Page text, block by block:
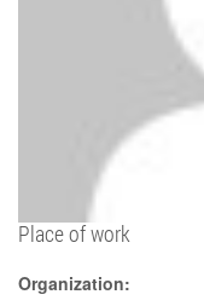
Place of work
Organization: